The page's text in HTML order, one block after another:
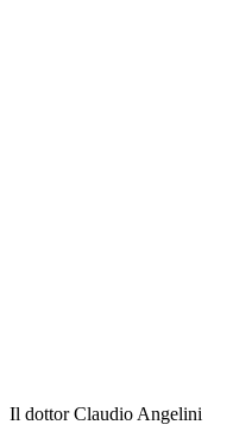
Il dottor Claudio Angelini